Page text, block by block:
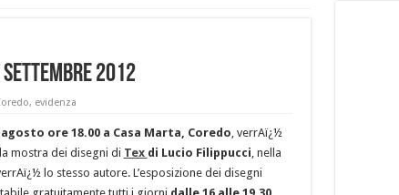
settembre 2012
, evidenza
ore 18.00 a Casa Marta, Coredo , verrAï¿½
mostra dei disegni di Tex di Lucio Filippucci , nella
lo stesso autore. L’esposizione dei disegni